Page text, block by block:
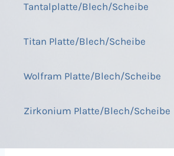
Tantalplatte/Blech/Scheibe
Titan Platte/Blech/Scheibe
Wolfram Platte/Blech/Scheibe
Zirkonium Platte/Blech/Scheibe